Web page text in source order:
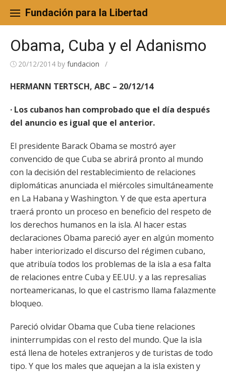
content
Fundación para la Libertad
Obama, Cuba y el Adanismo
20/12/2014 by fundacion /
HERMANN TERTSCH, ABC – 20/12/14
· Los cubanos han comprobado que el día después
del anuncio es igual que el anterior.
El presidente Barack Obama se mostró ayer
convencido de que Cuba se abrirá pronto al mundo
con la decisión del restablecimiento de relaciones
diplomáticas anunciada el miércoles simultáneamente
en La Habana y Washington. Y de que esta apertura
traerá pronto un proceso en beneficio del respeto de
los derechos humanos en la isla. Al hacer estas
declaraciones Obama pareció ayer en algún momento
haber interiorizado el discurso del régimen cubano,
que atribuía todos los problemas de la isla a esa falta
de relaciones entre Cuba y EE.UU. y a las represalias
norteamericanas, lo que el castrismo llama falazmente
bloqueo.
Pareció olvidar Obama que Cuba tiene relaciones
ininterrumpidas con el resto del mundo. Que la isla
está llena de hoteles extranjeros y de turistas de todo
tipo. Y que los males que aquejan a la isla existen y